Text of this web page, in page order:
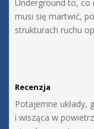
Underground to, co
musi się martwić,
strukturach ruchu
Recenzja
Potajemne układy,
i wisząca w